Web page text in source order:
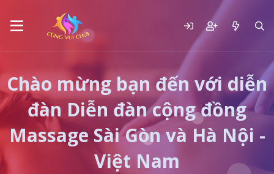
Chào mừng bạn đến với diễn
đàn Diễn đàn cộng đồng
Massage Sài Gòn và Hà Nội -
Việt Nam